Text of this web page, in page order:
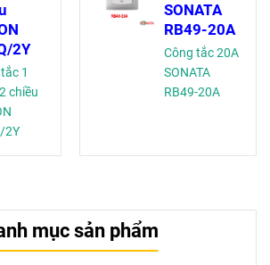
2Y
1
chiều
2Y
SONATA
RB49-20A
Công tắc 20A
SONATA
RB49-20A
mục sản phẩm